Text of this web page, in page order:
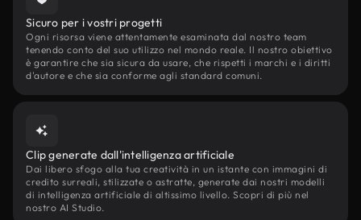
Sicuro per i vostri progetti
Ogni risorsa viene attentamente esaminata dal nostro team
tenendo conto del suo utilizzo nel mondo reale. Il nostro obiettivo
è garantire che sia sicura da usare, che rispetti i marchi e i diritti
d'autore e che sia conforme agli standard comuni.
Clip generate dall'intelligenza artificiale
Dai libero sfogo alla tua creatività in un istante con immagini di
credito surreali, stilizzate o astratte, generate dai nostri modelli
di intelligenza artificiale di altissimo livello. Scopri di più nel
nostro AI Studio.